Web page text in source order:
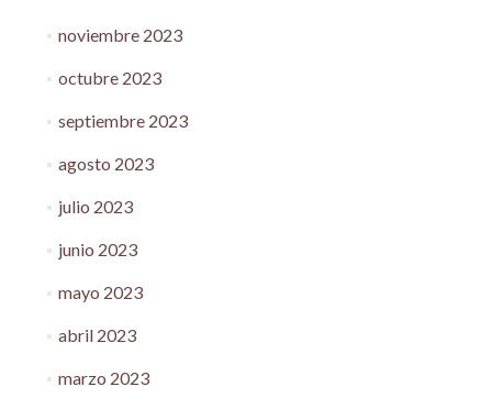
noviembre 2023
octubre 2023
septiembre 2023
agosto 2023
julio 2023
junio 2023
mayo 2023
abril 2023
marzo 2023